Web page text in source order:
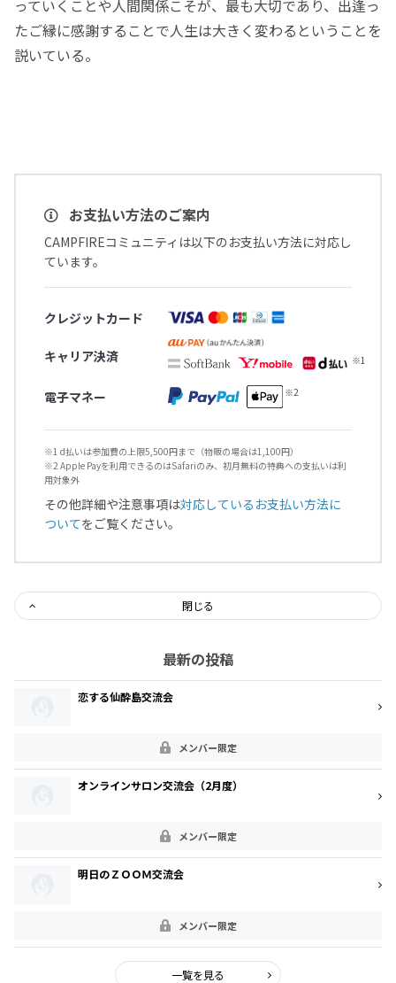
っていくことや人間関係こそが、最も大切であり、出逢っ
たご縁に感謝することで人生は大きく変わるということを
説いている。
お支払い方法のご案内
CAMPFIREコミュニティは以下のお支払い方法に対応し
ています。
クレジットカード
キャリア決済
電子マネー
※1 d払いは参加費の上限5,500円まで（物販の場合は1,100円）
※2 Apple Payを利用できるのはSafariのみ、初月無料の特典への支払いは利
用対象外
その他詳細や注意事項は対応しているお支払い方法に
ついてをご覧ください。
閉じる
最新の投稿
恋する仙酔島交流会
メンバー限定
オンラインサロン交流会（2月度）
メンバー限定
明日のＺＯＯＭ交流会
メンバー限定
一覧を見る